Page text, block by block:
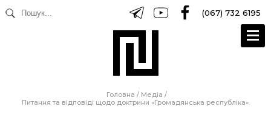
(067) 732 6195
Головна / Медіа /
Питання та відповіді щодо доктрини «Громадянська республіка».